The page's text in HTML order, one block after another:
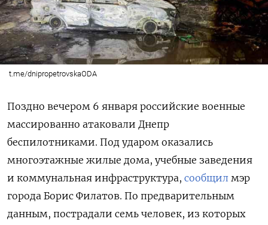
t.me/dnipropetrovskaODA
Поздно вечером 6 января российские военные
массированно атаковали Днепр
беспилотниками. Под ударом оказались
многоэтажные жилые дома, учебные заведения
и коммунальная инфраструктура, сообщил мэр
города Борис Филатов. По предварительным
данным, пострадали семь человек, из которых